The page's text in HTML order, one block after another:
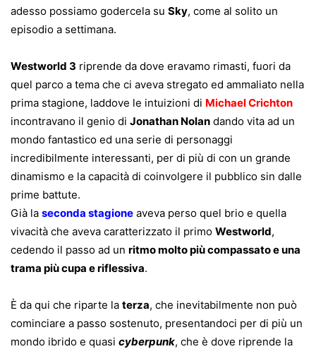
adesso possiamo godercela su Sky, come al solito un
episodio a settimana.
Westworld 3 riprende da dove eravamo rimasti, fuori da
quel parco a tema che ci aveva stregato ed ammaliato nella
prima stagione, laddove le intuizioni di Michael Crichton
incontravano il genio di Jonathan Nolan dando vita ad un
mondo fantastico ed una serie di personaggi
incredibilmente interessanti, per di più di con un grande
dinamismo e la capacità di coinvolgere il pubblico sin dalle
prime battute.
Già la seconda stagione aveva perso quel brio e quella
vivacità che aveva caratterizzato il primo Westworld,
cedendo il passo ad un ritmo molto più compassato e una
trama più cupa e riflessiva.
È da qui che riparte la terza, che inevitabilmente non può
cominciare a passo sostenuto, presentandoci per di più un
mondo ibrido e quasi cyberpunk, che è dove riprende la